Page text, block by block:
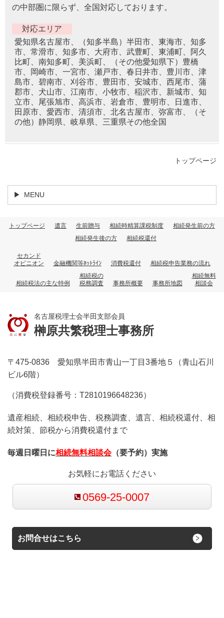
の中部圏に限らず、全国対応しております。
対応エリア
愛知県名古屋市、（知多半島）半田市、東海市、知多
市、常滑市、知多市、大府市、武豊町、東浦町、阿久
比町、南知多町、美浜町、（その他愛知県下）豊橋
市、岡崎市、一宮市、瀬戸市、春日井市、豊川市、津
島市、碧南市、刈谷市、豊田市、安城市、西尾市、蒲
郡市、犬山市、江南市、小牧市、稲沢市、新城市、知
立市、尾張旭市、高浜市、岩倉市、豊明市、日進市、
田原市、愛西市、清須市、北名古屋市、弥富市、（そ
の他）静岡県、岐阜県、三重県その他全国
トップページ
MENU
トップページ 遺言 生前贈与 相続時精算課税制度
相続発生前の方
相続発生後の方
相続税還付
セカンド
オピニオン
金融機関等ﾎｯﾄﾗｲﾝ 消費税還付 相続税申告業務の流れ
相続税法の主な特例
相続税の
税務調査
事務所概要 事務所地図
相続無料
相談会
名古屋税理士会半田支部会員
榊原共繁税理士事務所
〒475-0836 愛知県半田市青山一丁目3番地５（青山石川
ビル6階）
（消費税登録番号：T2810196648236）
遺産相続、相続税申告、税務調査、遺言、相続税還付、相
続対策、節税から消費税還付まで
毎週日曜日に相続無料相談会（要予約）実施
お気軽にお電話ください
0569-25-0007
お問合せはこちら